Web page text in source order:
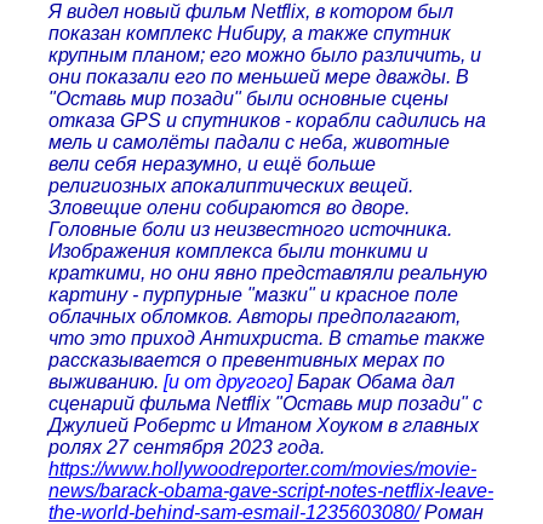
Я видел новый фильм Netflix, в котором был
показан комплекс Нибиру, а также спутник
крупным планом; его можно было различить, и
они показали его по меньшей мере дважды. В
"Оставь мир позади" были основные сцены
отказа GPS и спутников - корабли садились на
мель и самолёты падали с неба, животные
вели себя неразумно, и ещё больше
религиозных апокалиптических вещей.
Зловещие олени собираются во дворе.
Головные боли из неизвестного источника.
Изображения комплекса были тонкими и
краткими, но они явно представляли реальную
картину - пурпурные "мазки" и красное поле
облачных обломков. Авторы предполагают,
что это приход Антихриста. В статье также
рассказывается о превентивных мерах по
выживанию. [и от другого] Барак Обама дал
сценарий фильма Netflix "Оставь мир позади" с
Джулией Робертс и Итаном Хоуком в главных
ролях 27 сентября 2023 года.
https://www.hollywoodreporter.com/movies/movie-
news/barack-obama-gave-script-notes-netflix-leave-
the-world-behind-sam-esmail-1235603080/Роман